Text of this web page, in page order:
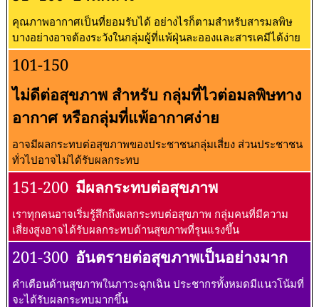
คุณภาพอากาศเป็นที่ยอมรับได้ อย่างไรก็ตามสำหรับสารมลพิษ
บางอย่างอาจต้องระวังในกลุ่มผู้ที่แพ้ฝุ่นละอองและสารเคมีได้ง่าย
101-150
ไม่ดีต่อสุขภาพ สำหรับ กลุ่มที่ไวต่อมลพิษทาง
อากาศ หรือกลุ่มที่แพ้อากาศง่าย
อาจมีผลกระทบต่อสุขภาพของประชาชนกลุ่มเสี่ยง ส่วนประชาชน
ทั่วไปอาจไม่ได้รับผลกระทบ
151-200 มีผลกระทบต่อสุขภาพ
เราทุกคนอาจเริ่มรู้สึกถึงผลกระทบต่อสุขภาพ กลุ่มคนที่มีความ
เสี่ยงสูงอาจได้รับผลกระทบด้านสุขภาพที่รุนแรงขึ้น
201-300 อันตรายต่อสุขภาพเป็นอย่างมาก
คำเตือนด้านสุขภาพในภาวะฉุกเฉิน ประชากรทั้งหมดมีแนวโน้มที่
จะได้รับผลกระทบมากขึ้น